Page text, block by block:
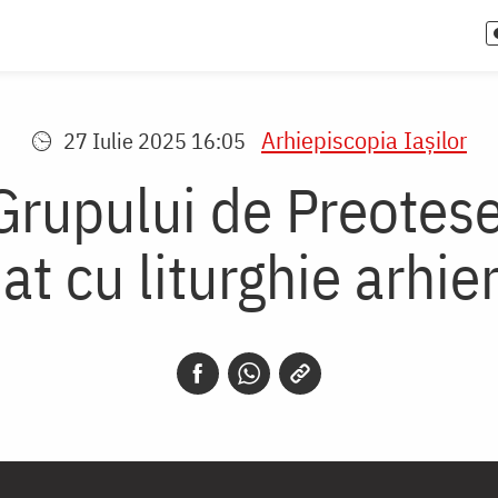
27 Iulie 2025 16:05 Arhiepiscopia Iaşilor
de
cu liturghie